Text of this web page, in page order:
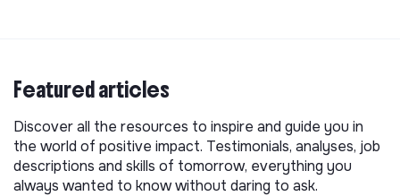
Featured articles
Discover all the resources to inspire and guide you in
the world of positive impact. Testimonials, analyses, job
descriptions and skills of tomorrow, everything you
always wanted to know without daring to ask.